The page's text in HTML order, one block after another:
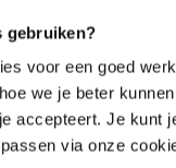
gebruiken?
voor een goed
we je beter
accepteert. Je kunt
via onze
Erreichbarkeit
Die Informationen auf
dienen als allgemeine